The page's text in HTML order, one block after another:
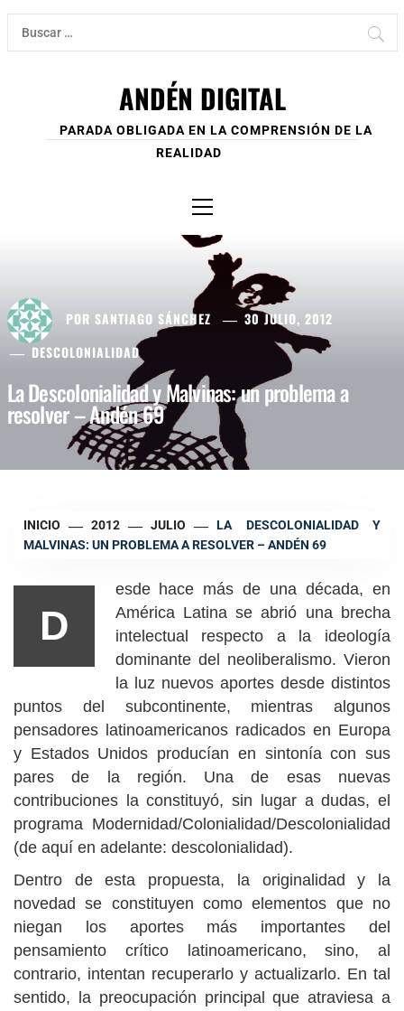
Ir
contenido
Buscar:
ANDÉN DIGITAL
PARADA OBLIGADA EN LA COMPRENSIÓN DE LA
REALIDAD
principal
POR SANTIAGO SÁNCHEZ
30 JULIO, 2012
DESCOLONIALIDAD
La Descolonialidad y Malvinas: un problema a
resolver – Andén 69
INICIO 2012 JULIO
LA DESCOLONIALIDAD Y
MALVINAS: UN PROBLEMA A RESOLVER – ANDÉN 69
D
esde hace más de una década, en
América Latina se abrió una brecha
intelectual respecto a la ideología
dominante del neoliberalismo. Vieron
la luz nuevos aportes desde distintos
puntos del subcontinente, mientras algunos
pensadores latinoamericanos radicados en Europa
y Estados Unidos producían en sintonía con sus
pares de la región. Una de esas nuevas
contribuciones la constituyó, sin lugar a dudas, el
programa Modernidad/Colonialidad/Descolonialidad
(de aquí en adelante: descolonialidad).
Dentro de esta propuesta, la originalidad y la
novedad se constituyen como elementos que no
niegan los aportes más importantes del
pensamiento crítico latinoamericano, sino, al
contrario, intentan recuperarlo y actualizarlo. En tal
sentido, la preocupación principal que atraviesa a